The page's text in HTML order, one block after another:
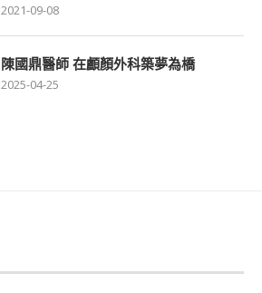
2021-09-08
陳國鼎醫師 在顱顏外科築夢為橋
2025-04-25